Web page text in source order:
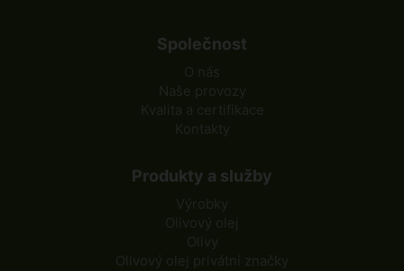
Společnost
O nás
Naše provozy
Kvalita a certifikace
Kontakty
Produkty a služby
Výrobky
Olivový olej
Olivy
Olivový olej privátní značky